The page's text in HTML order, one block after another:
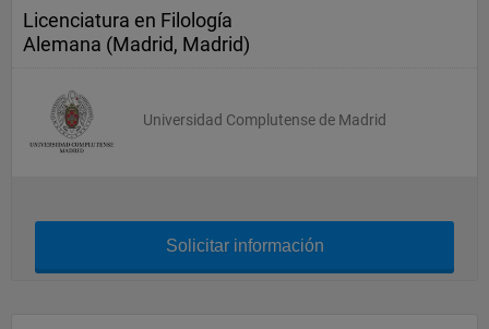
Licenciatura en Filología
Alemana (Madrid, Madrid)
Universidad Complutense de Madrid
Solicitar información